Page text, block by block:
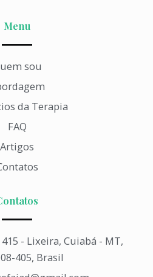
Menu
sou
da Terapia
FAQ
Artigos
- Lixeira, Cuiabá - MT,
405, Brasil